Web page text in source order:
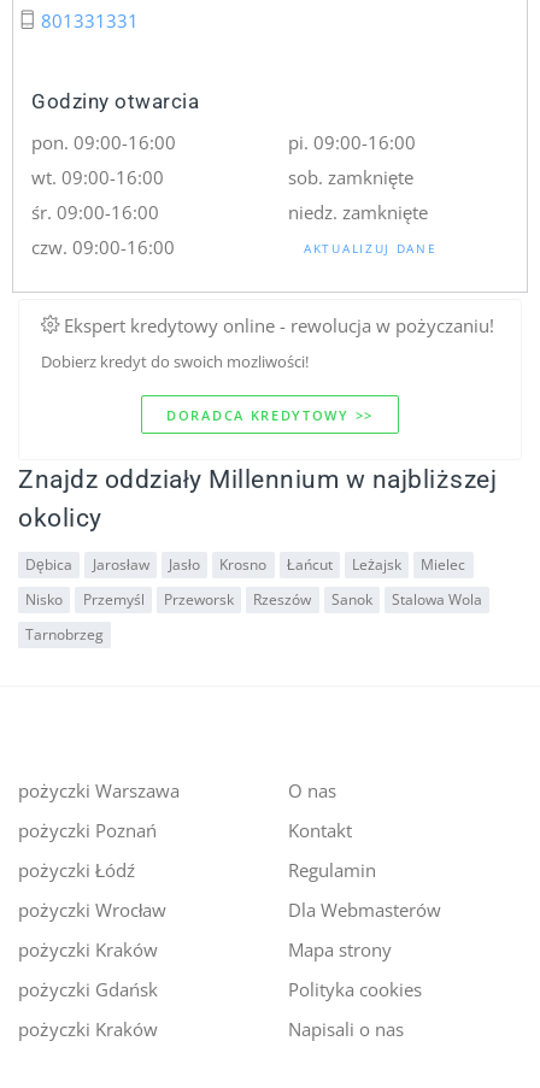
801331331
Godziny otwarcia
pon. 09:00-16:00
wt. 09:00-16:00
śr. 09:00-16:00
czw. 09:00-16:00
pi. 09:00-16:00
sob. zamknięte
niedz. zamknięte
AKTUALIZUJ DANE
Ekspert kredytowy online - rewolucja w pożyczaniu!
Dobierz kredyt do swoich mozliwości!
DORADCA KREDYTOWY >>
Znajdz oddziały Millennium w najbliższej
okolicy
Dębica Jarosław Jasło Krosno Łańcut Leżajsk
Mielec
Nisko
Przemyśl Przeworsk Rzeszów Sanok
Stalowa Wola
Tarnobrzeg
pożyczki Warszawa
pożyczki Poznań
pożyczki Łódź
pożyczki Wrocław
pożyczki Kraków
pożyczki Gdańsk
pożyczki Kraków
O nas
Kontakt
Regulamin
Dla Webmasterów
Mapa strony
Polityka cookies
Napisali o nas